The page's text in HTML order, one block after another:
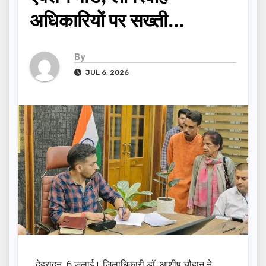
अधिकारियों पर सख्ती…
By
JUL 6, 2026